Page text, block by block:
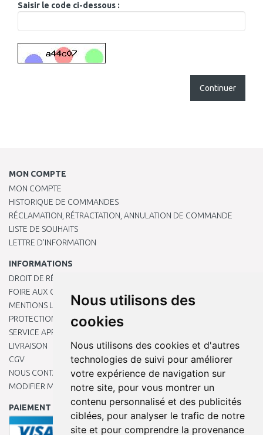
Nous utilisons des
cookies
Nous utilisons des cookies et d'autres
technologies de suivi pour améliorer
votre expérience de navigation sur
notre site, pour vous montrer un
contenu personnalisé et des publicités
ciblées, pour analyser le trafic de notre
site et pour comprendre la provenance
Saisir le code ci-dessous :
Continuer
MON COMPTE
MON COMPTE
HISTORIQUE DE COMMANDES
RÉCLAMATION, RÉTRACTATION, ANNULATION DE COMMANDE
LISTE DE SOUHAITS
LETTRE D’INFORMATION
INFORMATIONS
DROIT DE RÉTRACTATION
FOIRE AUX QUESTIONS
MENTIONS LÉGALES
PROTECTION DES DONNÉES PERSONNELLES
SERVICE APRÈS-VENTE
LIVRAISON
CGV
NOUS CONTACTER
MODIFIER MES PRÉFÉRENCES DE COOKIES
PAIEMENT EN LIGNE